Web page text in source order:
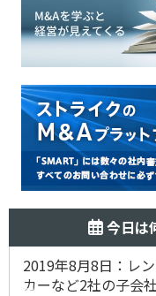
今日は
2019年8月8日：レ
カーなど2社の子会